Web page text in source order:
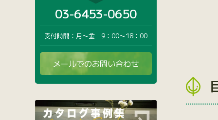
03-6453-0650
受付時間：月〜金 9：00〜18：00
メールでのお問い合わせ